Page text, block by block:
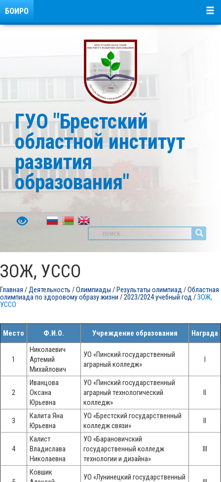
ГУО "Брестский
областной институт
развития
образования"
БОИРО
ЗОЖ, УССО
Главная /Деятельность /Олимпиады / Результаты олимпиад /Областная
олимпиада по здоровому образу жизни /2023/2024 учебный год /ЗОЖ,
УССО
Место Ф.И.О. Учреждение образования Награда
1
Николаевич
Артемий
Михайлович
УО «Пинский государственный
аграрный колледж»
I
2
Иванцова
Оксана
Юрьевна
УО «Пинский государственный
аграрный технологический
колледж»
II
3
Калита Яна
Юрьевна
УО «Брестский государственный
колледж связи»
II
4
Калист
Владислава
Николаевна
УО «Барановичский
государственный колледж
технологии и дизайна»
III
Ковшик
УО «Лунинецкий государственный